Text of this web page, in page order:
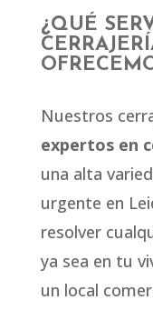
¿QUÉ
Nuestros
expertos en
una alta
urgente en
resolver
ya sea en tu
un local